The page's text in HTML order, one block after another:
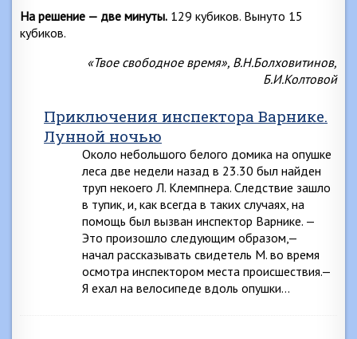
На решение — две минуты. 129 кубиков. Вынуто 15
кубиков.
«Твое свободное время», В.Н.Болховитинов,
Б.И.Колтовой
Приключения инспектора Варнике.
Лунной ночью
Около небольшого белого домика на опушке
леса две недели назад в 23.30 был найден
труп некоего Л. Клемпнера. Следствие зашло
в тупик, и, как всегда в таких случаях, на
помощь был вызван инспектор Варнике. —
Это произошло следующим образом,—
начал рассказывать свидетель М. во время
осмотра инспектором места происшествия.—
Я ехал на велосипеде вдоль опушки…